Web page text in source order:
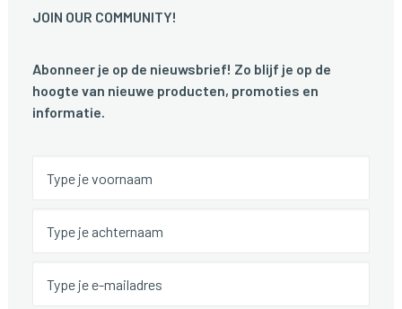
JOIN OUR COMMUNITY!
Abonneer je op de nieuwsbrief! Zo blijf je op de
hoogte van nieuwe producten, promoties en
informatie.